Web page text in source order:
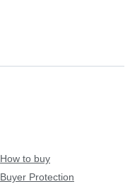
How to buy
Buyer Protection